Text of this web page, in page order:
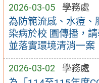
2026-03-05 學務處
為防範流感、水痘、
染病於校 園傳播，
並落實環境清消一案
2026-03-02 學務處